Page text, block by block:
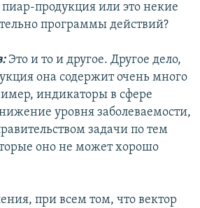
продукция или это некие
программы действий?
Это и то и другое. Другое дело,
она содержит очень много
индикаторы в сфере
уровня заболеваемости,
задачи по тем
оно не может хорошо
при всем том, что вектор